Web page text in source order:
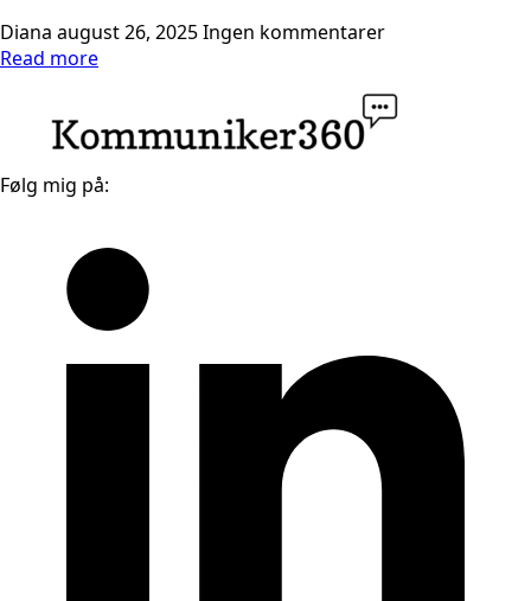
Diana august 26, 2025Ingen kommentarer
Read more
Følg mig på: